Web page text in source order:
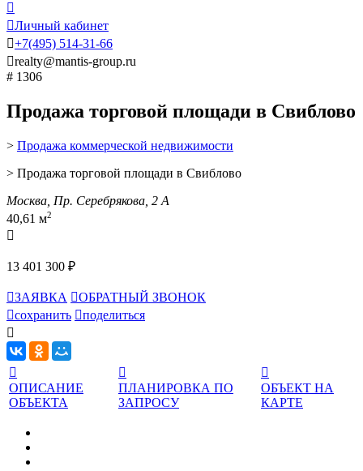

Личный кабинет
+7(495) 514-31-66
realty@mantis-group.ru
# 1306
Продажа торговой площади в Свиблово
> Продажа коммерческой недвижимости
> Продажа торговой площади в Свиблово
Москва, Пр. Серебрякова, 2 А
40,61 м2

13 401 300 ₽
ЗАЯВКА ОБРАТНЫЙ ЗВОНОК
сохранить поделиться


ОПИСАНИЕ
ОБЪЕКТА

ПЛАНИРОВКА ПО
ЗАПРОСУ

ОБЪЕКТ НА
КАРТЕ